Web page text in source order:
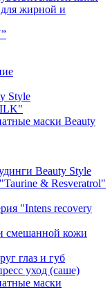
жирной и
Style
маски Beauty
Beauty Style
& Resveratrol"
"Intens recovery
смешанной кожи
глаз и губ
уход (саше)
маски